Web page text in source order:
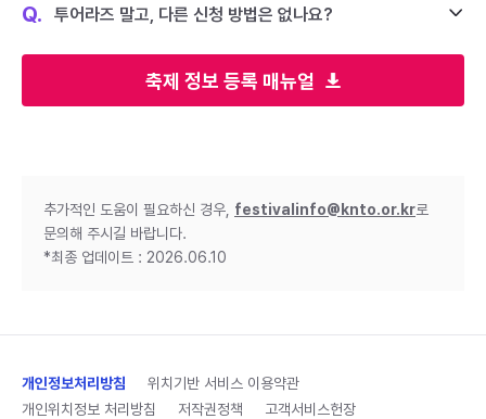
축제 정보 등록 매뉴얼
Q. 투어라즈 말고, 다른 신청 방법은 없나요?
추가적인 도움이 필요하신 경우, festivalinfo@knto.or.kr로
문의해 주시길 바랍니다.
*최종 업데이트 : 2026.06.10
개인정보처리방침
위치기반 서비스 이용약관
개인위치정보 처리방침
저작권정책 고객서비스헌장